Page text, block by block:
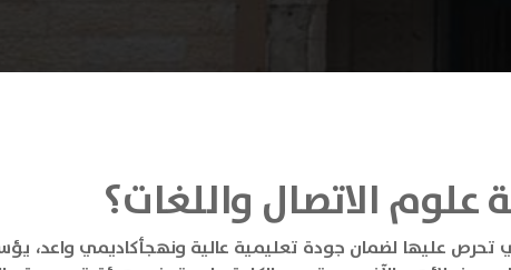
علوم الاتصال واللغات؟
تحرص عليها لضمان جودة تعليمية عالية ونهجأكاديمي واعد،